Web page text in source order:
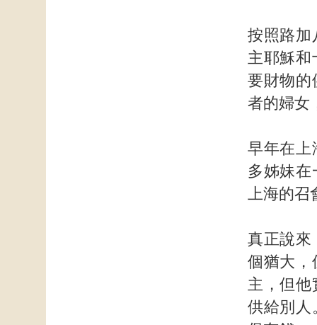
按照路加
主耶穌和
要財物的
者的婦女
早年在上
多姊妹
上海的召
真正說來
個猶大，
主，但他
供給別人